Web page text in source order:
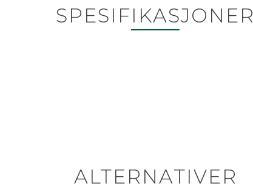
SPESIFIKASJONER
ALTERNATIVER